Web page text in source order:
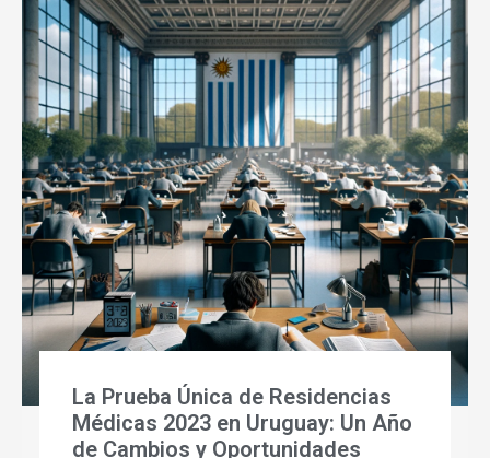
La Prueba Única de Residencias
Médicas 2023 en Uruguay: Un Año
de Cambios y Oportunidades